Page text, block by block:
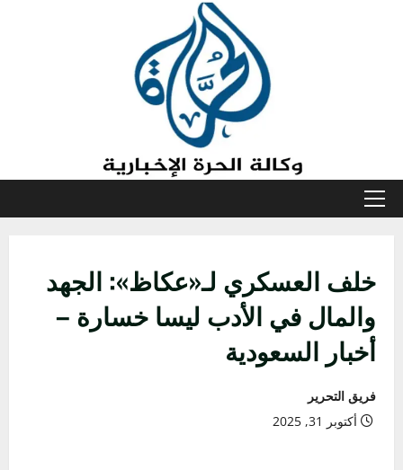
القائمة
خلف العسكري لـ«عكاظ»: الجهد
والمال في الأدب ليسا خسارة –
أخبار السعودية
فريق التحرير
أكتوبر 31, 2025